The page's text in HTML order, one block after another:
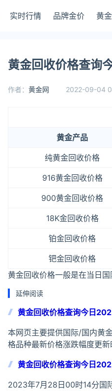
实时行情 品牌金价 黄
黄金回收价格查询
作者： 黄金网 2022-09-04
黄金产品
纯黄金回收价格
916黄金回收价格
900黄金回收价格
18K金回收价格
铂金回收价格
钯金回收价格
黄金回收价格一般是在当日
延伸阅读
黄金回收价格查询今日
本网页主要提供国际/国内黄
格品种最新价格涨跌幅度更
黄金回收价格查询今日
2023年7月28日00时14分国